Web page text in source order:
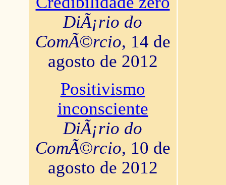
DiÃ¡rio do
ComÃ©rcio, 14 de
agosto de 2012
Positivismo
inconsciente
DiÃ¡rio do
ComÃ©rcio, 10 de
agosto de 2012